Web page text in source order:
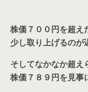
株価７００円を超え
少し取り上げるのが
そしてなかなか超え
株価７８９円を見事